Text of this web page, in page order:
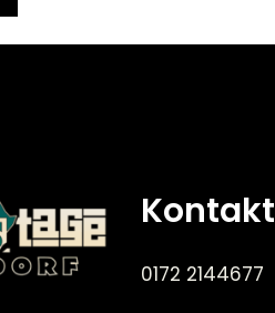
Kontakt
0172 2144677